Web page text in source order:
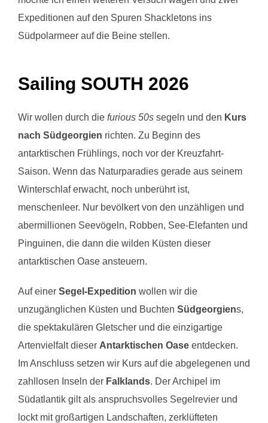
Expeditionen auf den Spuren Shackletons ins
Südpolarmeer auf die Beine stellen.
Sailing SOUTH 2026
Wir wollen durch die furious 50s segeln und den Kurs
nach Südgeorgien richten. Zu Beginn des
antarktischen Frühlings, noch vor der Kreuzfahrt-
Saison. Wenn das Naturparadies gerade aus seinem
Winterschlaf erwacht, noch unberührt ist,
menschenleer. Nur bevölkert von den unzähligen und
abermillionen Seevögeln, Robben, See-Elefanten und
Pinguinen, die dann die wilden Küsten dieser
antarktischen Oase ansteuern.
Auf einer Segel-Expedition wollen wir die
unzugänglichen Küsten und Buchten Südgeorgiens,
die spektakulären Gletscher und die einzigartige
Artenvielfalt dieser Antarktischen Oase entdecken.
Im Anschluss setzen wir Kurs auf die abgelegenen und
zahllosen Inseln der Falklands. Der Archipel im
Südatlantik gilt als anspruchsvolles Segelrevier und
lockt mit großartigen Landschaften, zerklüfteten